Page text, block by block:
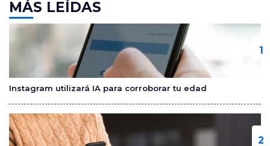
e
b
o
k
er p
ar
tir
MÁS LEÍDAS
Instagram utilizará IA para corroborar tu edad